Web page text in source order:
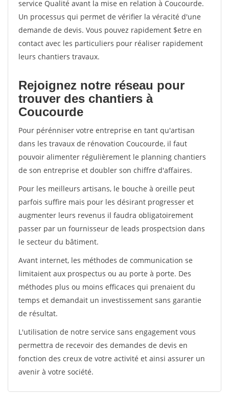
service Qualité avant la mise en relation à Coucourde.
Un processus qui permet de vérifier la véracité d'une
demande de devis. Vous pouvez rapidement $etre en
contact avec les particuliers pour réaliser rapidement
leurs chantiers travaux.
Rejoignez notre réseau pour
trouver des chantiers à
Coucourde
Pour pérénniser votre entreprise en tant qu'artisan
dans les travaux de rénovation Coucourde, il faut
pouvoir alimenter régulièrement le planning chantiers
de son entreprise et doubler son chiffre d'affaires.
Pour les meilleurs artisans, le bouche à oreille peut
parfois suffire mais pour les désirant progresser et
augmenter leurs revenus il faudra obligatoirement
passer par un fournisseur de leads prospectsion dans
le secteur du bâtiment.
Avant internet, les méthodes de communication se
limitaient aux prospectus ou au porte à porte. Des
méthodes plus ou moins efficaces qui prenaient du
temps et demandait un investissement sans garantie
de résultat.
L'utilisation de notre service sans engagement vous
permettra de recevoir des demandes de devis en
fonction des creux de votre activité et ainsi assurer un
avenir à votre société.